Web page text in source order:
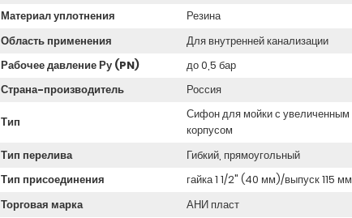
Материал уплотнения
Резина
Область применения
Для внутренней канализации
Рабочее давление Ру (PN)
до 0,5 бар
Страна-производитель
Россия
Тип
Сифон для мойки с увеличенным
корпусом
Тип перелива
Гибкий, прямоугольный
Тип присоединения
гайка 1 1/2" (40 мм)/выпуск 115 мм
Торговая марка
АНИ пласт